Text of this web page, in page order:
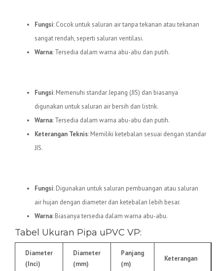
Fungsi: Cocok untuk saluran air tanpa tekanan atau tekanan
sangat rendah, seperti saluran ventilasi.
Warna: Tersedia dalam warna abu-abu dan putih.
Fungsi: Memenuhi standar Jepang (JIS) dan biasanya
digunakan untuk saluran air bersih dan listrik.
Warna: Tersedia dalam warna abu-abu dan putih.
Keterangan Teknis: Memiliki ketebalan sesuai dengan standar
JIS.
Fungsi: Digunakan untuk saluran pembuangan atau saluran
air hujan dengan diameter dan ketebalan lebih besar.
Warna: Biasanya tersedia dalam warna abu-abu.
Tabel Ukuran Pipa uPVC VP:
Diameter
(Inci)
Diameter
(mm)
Panjang
(m)
Keterangan